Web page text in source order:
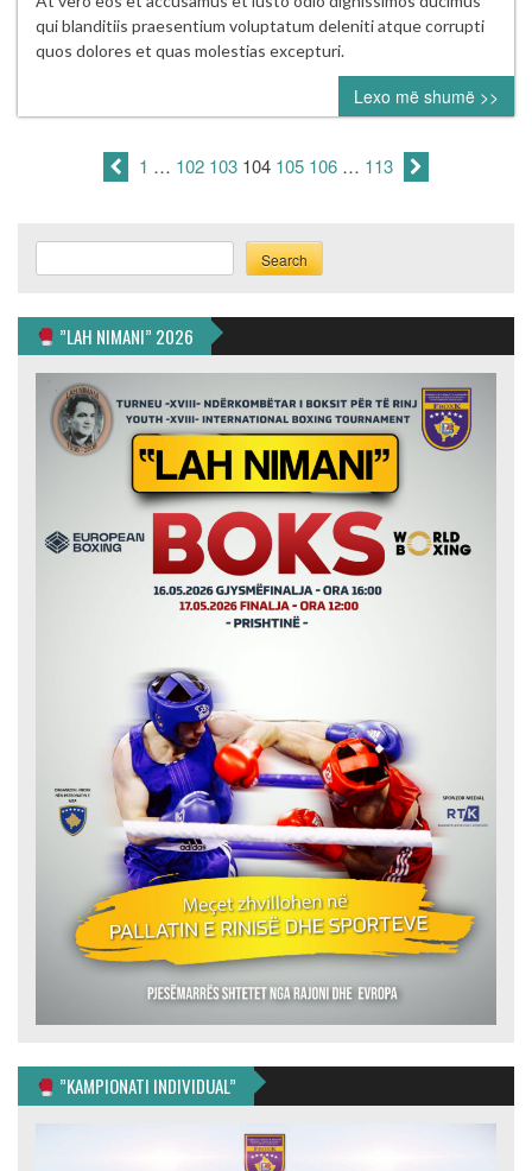
teams
could
use
veteran
catcher
Matt
qui blanditiis praesentium voluptatum deleniti atque corrupti
quos dolores et quas molestias excepturi.
Lexo më shumë >>
1 … 102 103 104 105 106 … 113
Search Search
”LAH NIMANI” 2026
”KAMPIONATI INDIVIDUAL”